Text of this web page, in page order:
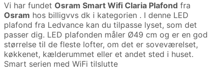
Vi har fundet Osram Smart Wifi Claria Plafond fra
Osram hos billigvvs dk i kategorien . I denne LED
plafond fra Ledvance kan du tilpasse lyset, som det
passer dig. LED plafonden måler Ø49 cm og er en god
størrelse til de fleste lofter, om det er soveværelset,
køkkenet, kælderummet eller et andet sted i huset.
Smart serien med WiFi tilslutte